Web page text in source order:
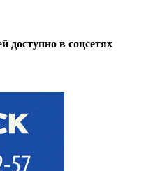
доступно в соцсетях